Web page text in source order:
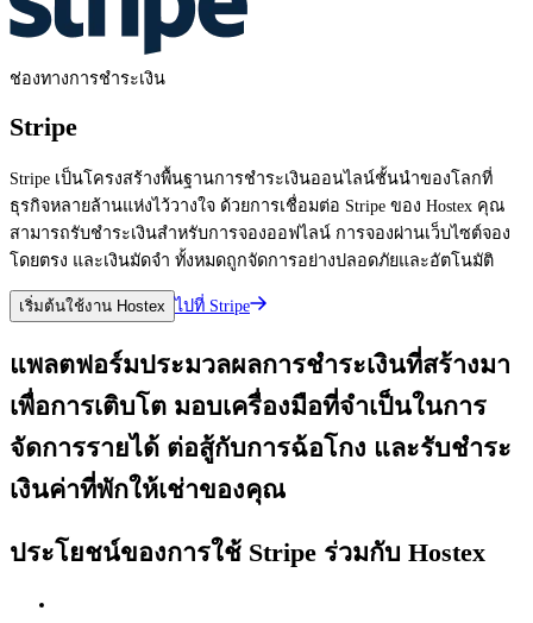
ช่องทางการชำระเงิน
Stripe
Stripe เป็นโครงสร้างพื้นฐานการชำระเงินออนไลน์ชั้นนำของโลกที่
ธุรกิจหลายล้านแห่งไว้วางใจ ด้วยการเชื่อมต่อ Stripe ของ Hostex คุณ
สามารถรับชำระเงินสำหรับการจองออฟไลน์ การจองผ่านเว็บไซต์จอง
โดยตรง และเงินมัดจำ ทั้งหมดถูกจัดการอย่างปลอดภัยและอัตโนมัติ
เริ่มต้นใช้งาน Hostex ไปที่ Stripe
แพลตฟอร์มประมวลผลการชำระเงินที่สร้างมา
เพื่อการเติบโต มอบเครื่องมือที่จำเป็นในการ
จัดการรายได้ ต่อสู้กับการฉ้อโกง และรับชำระ
เงินค่าที่พักให้เช่าของคุณ
ประโยชน์ของการใช้ Stripe ร่วมกับ Hostex